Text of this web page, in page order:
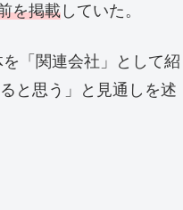
を掲載 していた。
「関連会社」として紹
と思う」と見通しを述